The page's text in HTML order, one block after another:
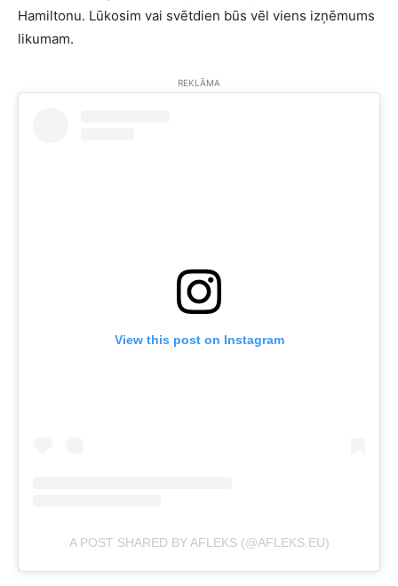
Hamiltonu. Lūkosim vai svētdien būs vēl viens izņēmums
likumam.
REKLĀMA
View this post on Instagram
A POST SHARED BY AFLEKS (@AFLEKS.EU)